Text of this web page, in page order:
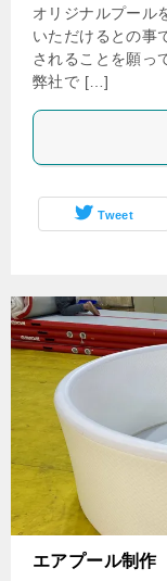
オリジナルプール
いただけるとの事
されることを願っ
弊社で […]
Tweet
エアプール制作